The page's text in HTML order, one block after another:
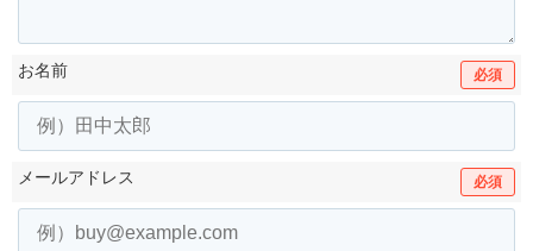
お名前 必須
メールアドレス 必須